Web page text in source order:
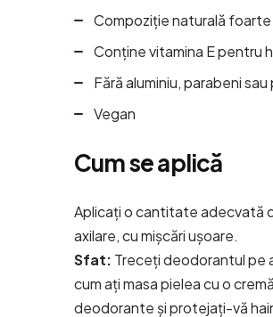
Compoziție naturală
Conține vitamina E pentru
Fără aluminiu, parabeni
Vegan
Cum se aplică
Aplicați o cantitate adecvată
axilare, cu mișcări ușoare.
Sfat: Treceți deodorantul pe
cum ați masa pielea cu o
deodorante și protejați-vă